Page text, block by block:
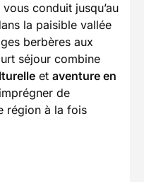
conduit jusqu’au
la paisible vallée
berbères aux
séjour combine
et aventure en
de
région à la fois